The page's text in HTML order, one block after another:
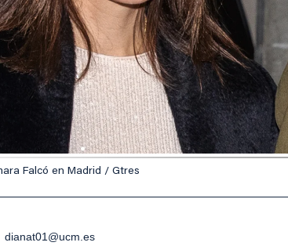
Falcó en Madrid / Gtres
dianat01@ucm.es